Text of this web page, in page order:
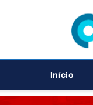
Início